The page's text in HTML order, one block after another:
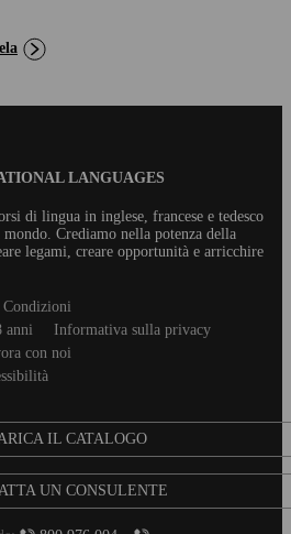
LANGUAGES
di lingua in inglese, francese e tedesco
Crediamo nella potenza della
legami, creare opportunità e arricchire
anni
Informativa sulla privacy
con noi
IL CATALOGO
UN CONSULENTE